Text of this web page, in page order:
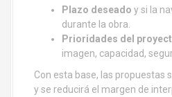
Plazo deseado y si la
durante la obra.
Prioridades del
imagen, capacidad,
Con esta base, las propuestas
y se reducirá el margen de